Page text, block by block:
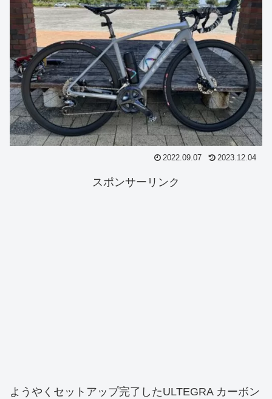
2022.09.07 2023.12.04
スポンサーリンク
ようやくセットアップ完了したULTEGRA カーボン